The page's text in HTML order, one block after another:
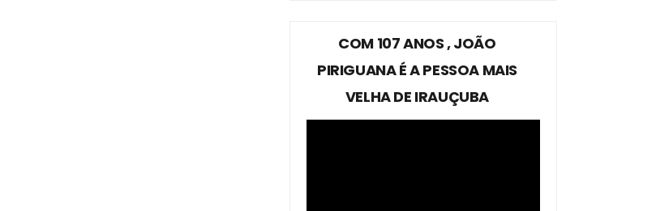
COM 107 ANOS , JOÃO
PIRIGUANA É A PESSOA MAIS
VELHA DE IRAUÇUBA